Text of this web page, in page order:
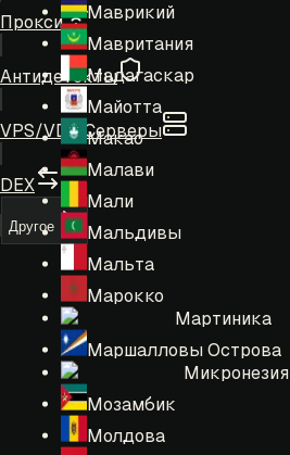
Маврикий
Мавритания
Мадагаскар
Майотта
Макао
Малави
Мали
Мальдивы
Мальта
Марокко
Мартиника
Маршалловы Острова
Микронезия
Мозамбик
Молдова
Прокси
Антидетекты
VPS/VDS Серверы
DEX
Другое